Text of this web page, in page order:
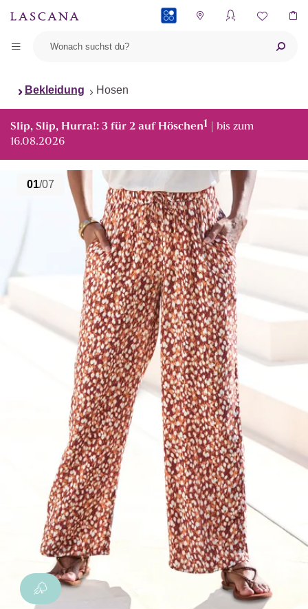
Bekleidung Hosen
Slip, Slip, Hurra!: 3 für 2 auf Höschen1 | bis zum
16.08.2026
01/07